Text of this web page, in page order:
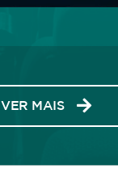
VER MAIS